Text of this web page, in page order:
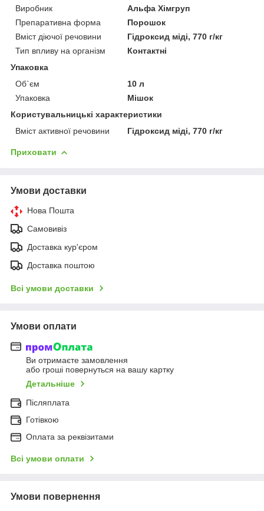
Виробник
Альфа Хімгруп
Препаративна форма
Порошок
Вміст діючої речовини
Гідроксид міді, 770 г/кг
Тип впливу на організм
Контактні
Упаковка
Об`єм
10 л
Упаковка
Мішок
Користувальницькі характеристики
Вміст активної речовини
Гідроксид міді, 770 г/кг
Приховати
Умови доставки
Нова Пошта
Самовивіз
Доставка кур'єром
Доставка поштою
Всі умови доставки
Умови оплати
Ви отримаєте замовлення
або гроші повернуться на вашу картку
Детальніше
Післяплата
Готівкою
Оплата за реквізитами
Всі умови оплати
Умови повернення